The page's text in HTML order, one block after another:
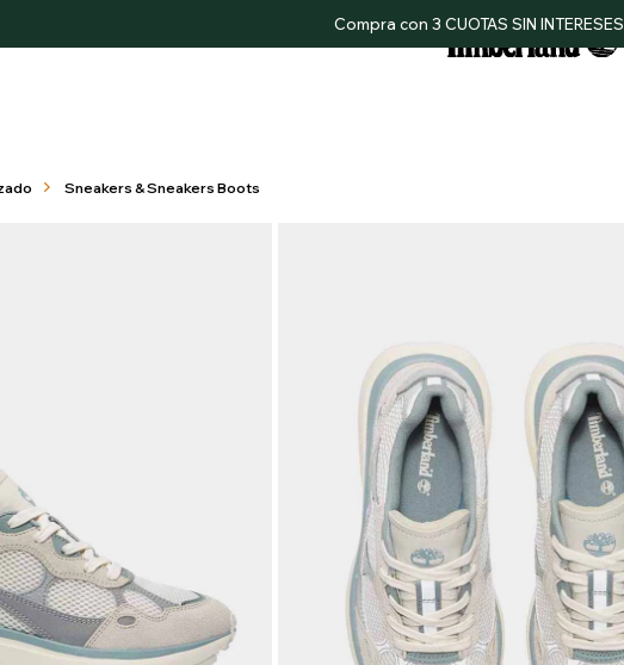
Compra con 3 CUOTAS SIN INTERESES
Sneakers & Sneakers Boots